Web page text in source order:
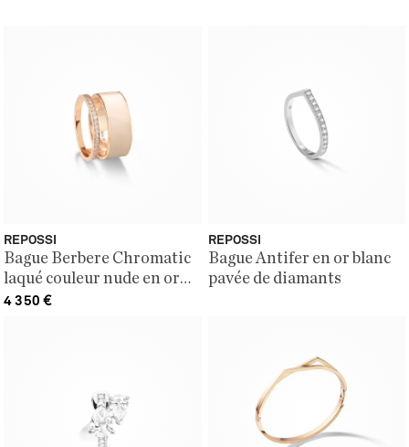
Bague Berbere Chromatic
laqué couleur nude en or
rose pavée de diamants
REPOSSI
4 350€
Bague Antifer en or blanc
pavée de diamants
REPOSSI